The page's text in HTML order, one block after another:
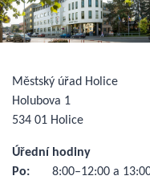
Městský úřad Holice
Holubova 1
534 01 Holice
Úřední hodiny
Po:
8:00–12:00 a